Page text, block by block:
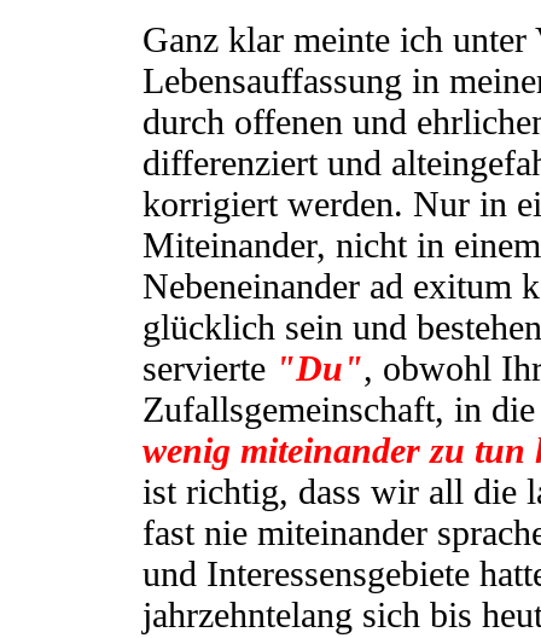
Ganz klar meinte ich unter
Lebensauffassung in
durch offenen und
differenziert und
korrigiert werden. Nur in
Miteinander, nicht in
Nebeneinander ad exitum
glücklich sein und
servierte "Du", obwohl
Zufallsgemeinschaft, in
wenig miteinander zu tun
ist richtig, dass wir all die
fast nie miteinander
und Interessensgebiete
jahrzehntelang sich bis